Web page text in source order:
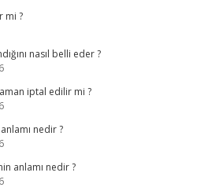
mi ?
nasıl belli eder ?
iptal edilir mi ?
nedir ?
anlamı nedir ?